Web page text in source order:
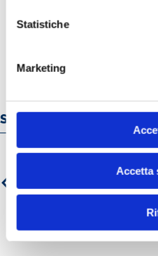
Statistiche
Marketing
Accetta
Servizi e prodotti online